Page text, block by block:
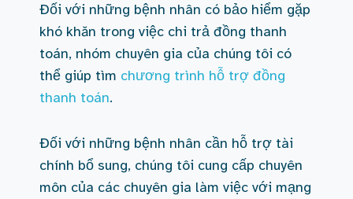
Đối với những bệnh nhân có bảo hiểm gặp
khó khăn trong việc chi trả đồng thanh
toán, nhóm chuyên gia của chúng tôi có
thể giúp tìm chương trình hỗ trợ đồng
thanh toán.
Đối với những bệnh nhân cần hỗ trợ tài
chính bổ sung, chúng tôi cung cấp chuyên
môn của các chuyên gia làm việc với mạng